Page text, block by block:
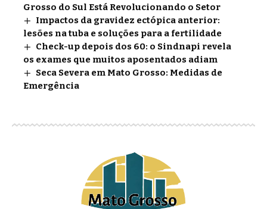
Grosso do Sul Está Revolucionando o Setor
Impactos da gravidez ectópica anterior:
lesões na tuba e soluções para a fertilidade
Check-up depois dos 60: o Sindnapi revela
os exames que muitos aposentados adiam
Seca Severa em Mato Grosso: Medidas de
Emergência